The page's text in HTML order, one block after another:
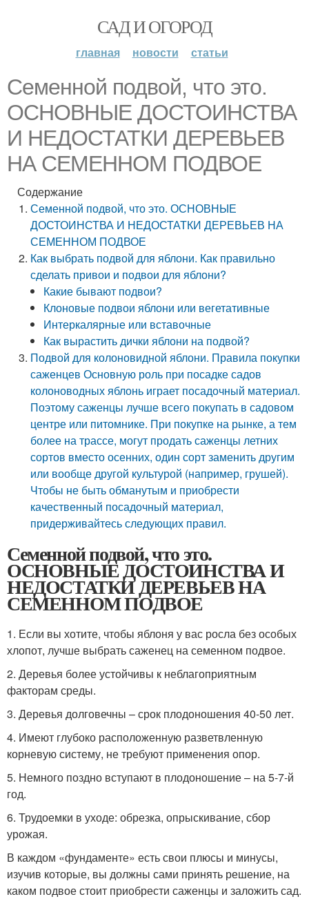
САД И ОГОРОД
главная новости статьи
Семенной подвой, что это.
ОСНОВНЫЕ ДОСТОИНСТВА
И НЕДОСТАТКИ ДЕРЕВЬЕВ
НА СЕМЕННОМ ПОДВОЕ
Содержание
Семенной подвой, что это. ОСНОВНЫЕ
ДОСТОИНСТВА И НЕДОСТАТКИ ДЕРЕВЬЕВ НА
СЕМЕННОМ ПОДВОЕ
Как выбрать подвой для яблони. Как правильно
сделать привои и подвои для яблони?
Какие бывают подвои?
Клоновые подвои яблони или вегетативные
Интеркалярные или вставочные
Как вырастить дички яблони на подвой?
Подвой для колоновидной яблони. Правила покупки
саженцев Основную роль при посадке садов
колоноводных яблонь играет посадочный материал.
Поэтому саженцы лучше всего покупать в садовом
центре или питомнике. При покупке на рынке, а тем
более на трассе, могут продать саженцы летних
сортов вместо осенних, один сорт заменить другим
или вообще другой культурой (например, грушей).
Чтобы не быть обманутым и приобрести
качественный посадочный материал,
придерживайтесь следующих правил.
Семенной подвой, что это.
ОСНОВНЫЕ ДОСТОИНСТВА И
НЕДОСТАТКИ ДЕРЕВЬЕВ НА
СЕМЕННОМ ПОДВОЕ
1. Если вы хотите, чтобы яблоня у вас росла без особых
хлопот, лучше выбрать саженец на семенном подвое.
2. Деревья более устойчивы к неблагоприятным
факторам среды.
3. Деревья долговечны – срок плодоношения 40-50 лет.
4. Имеют глубоко расположенную разветвленную
корневую систему, не требуют применения опор.
5. Немного поздно вступают в плодоношение – на 5-7-й
год.
6. Трудоемки в уходе: обрезка, опрыскивание, сбор
урожая.
В каждом «фундаменте» есть свои плюсы и минусы,
изучив которые, вы должны сами принять решение, на
каком подвое стоит приобрести саженцы и заложить сад.